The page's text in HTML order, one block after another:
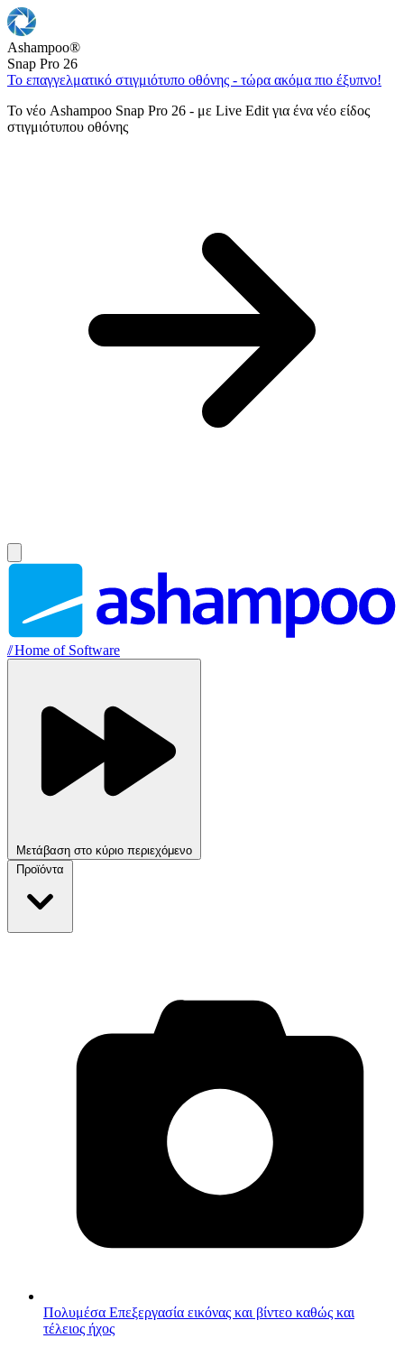
Ashampoo®
Snap Pro 26
Το επαγγελματικό στιγμιότυπο οθόνης - τώρα ακόμα πιο έξυπνο!
Το νέο Ashampoo Snap Pro 26 - με Live Edit για ένα νέο είδος
στιγμιότυπου οθόνης
//Home of Software
Μετάβαση στο κύριο περιεχόμενο
Προϊόντα
Πολυμέσα Επεξεργασία εικόνας και βίντεο καθώς και
τέλειος ήχος